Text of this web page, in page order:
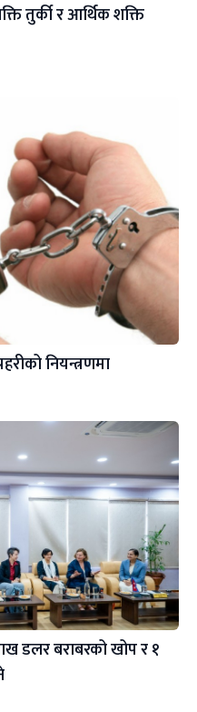
तुर्की र आर्थिक शक्ति
नियन्त्रणमा
डलर बराबरको खोप र १